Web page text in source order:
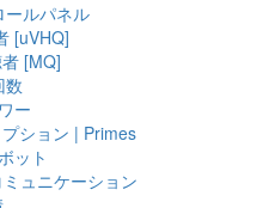
ールパネル
[uVHQ]
[MQ]
数
ー
ション | Primes
ット
ュニケーション